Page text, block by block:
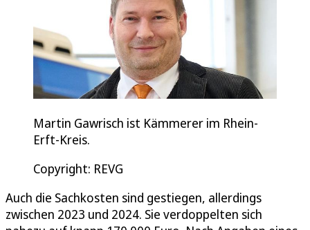
Martin Gawrisch ist Kämmerer im Rhein-
Erft-Kreis.
Copyright: REVG
Auch die Sachkosten sind gestiegen, allerdings
zwischen 2023 und 2024. Sie verdoppelten sich